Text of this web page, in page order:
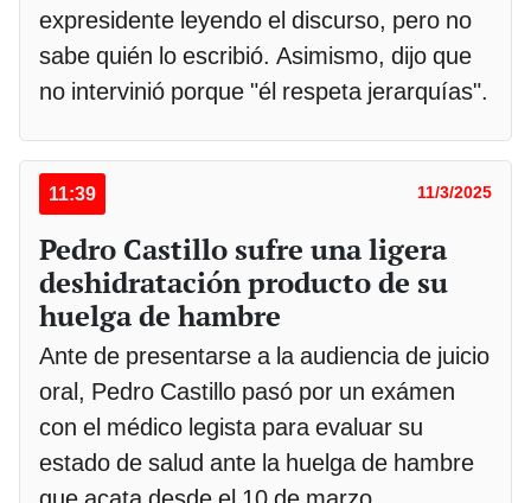
expresidente leyendo el discurso, pero no
sabe quién lo escribió. Asimismo, dijo que
no intervinió porque "él respeta jerarquías".
11:39 11/3/2025
Pedro Castillo sufre una ligera
deshidratación producto de su
huelga de hambre
Ante de presentarse a la audiencia de juicio
oral, Pedro Castillo pasó por un exámen
con el médico legista para evaluar su
estado de salud ante la huelga de hambre